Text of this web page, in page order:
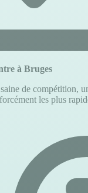
à Bruges
de compétition,
les plus